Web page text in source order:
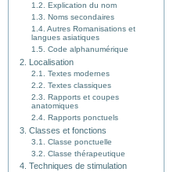
1.2. Explication du nom
1.3. Noms secondaires
1.4. Autres Romanisations et
langues asiatiques
1.5. Code alphanumérique
2. Localisation
2.1. Textes modernes
2.2. Textes classiques
2.3. Rapports et coupes
anatomiques
2.4. Rapports ponctuels
3. Classes et fonctions
3.1. Classe ponctuelle
3.2. Classe thérapeutique
4. Techniques de stimulation